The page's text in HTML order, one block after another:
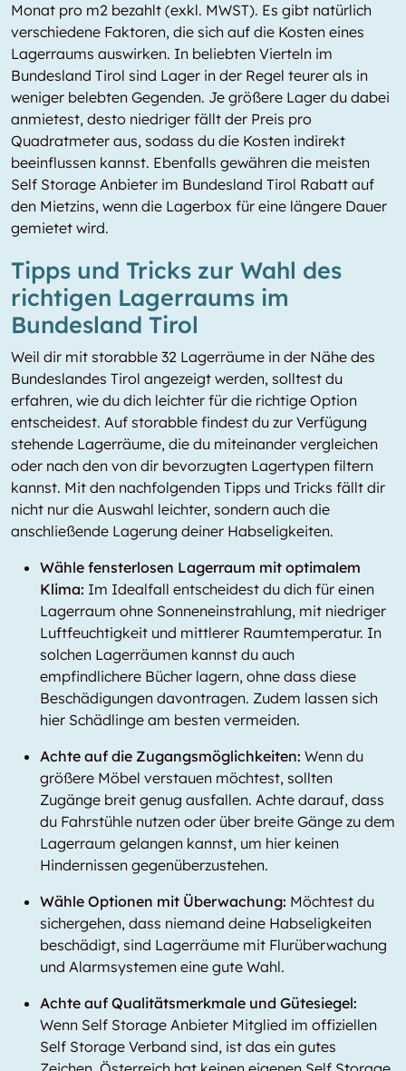
Monat pro m2 bezahlt (exkl. MWST). Es gibt natürlich
verschiedene Faktoren, die sich auf die Kosten eines
Lagerraums auswirken. In beliebten Vierteln im
Bundesland Tirol sind Lager in der Regel teurer als in
weniger belebten Gegenden. Je größere Lager du dabei
anmietest, desto niedriger fällt der Preis pro
Quadratmeter aus, sodass du die Kosten indirekt
beeinflussen kannst. Ebenfalls gewähren die meisten
Self Storage Anbieter im Bundesland Tirol Rabatt auf
den Mietzins, wenn die Lagerbox für eine längere Dauer
gemietet wird.
Tipps und Tricks zur Wahl des
richtigen Lagerraums im
Bundesland Tirol
Weil dir mit storabble 32 Lagerräume in der Nähe des
Bundeslandes Tirol angezeigt werden, solltest du
erfahren, wie du dich leichter für die richtige Option
entscheidest. Auf storabble findest du zur Verfügung
stehende Lagerräume, die du miteinander vergleichen
oder nach den von dir bevorzugten Lagertypen filtern
kannst. Mit den nachfolgenden Tipps und Tricks fällt dir
nicht nur die Auswahl leichter, sondern auch die
anschließende Lagerung deiner Habseligkeiten.
Wähle fensterlosen Lagerraum mit optimalem
Klima: Im Idealfall entscheidest du dich für einen
Lagerraum ohne Sonneneinstrahlung, mit niedriger
Luftfeuchtigkeit und mittlerer Raumtemperatur. In
solchen Lagerräumen kannst du auch
empfindlichere Bücher lagern, ohne dass diese
Beschädigungen davontragen. Zudem lassen sich
hier Schädlinge am besten vermeiden.
Achte auf die Zugangsmöglichkeiten: Wenn du
größere Möbel verstauen möchtest, sollten
Zugänge breit genug ausfallen. Achte darauf, dass
du Fahrstühle nutzen oder über breite Gänge zu dem
Lagerraum gelangen kannst, um hier keinen
Hindernissen gegenüberzustehen.
Wähle Optionen mit Überwachung: Möchtest du
sichergehen, dass niemand deine Habseligkeiten
beschädigt, sind Lagerräume mit Flurüberwachung
und Alarmsystemen eine gute Wahl.
Achte auf Qualitätsmerkmale und Gütesiegel:
Wenn Self Storage Anbieter Mitglied im offiziellen
Self Storage Verband sind, ist das ein gutes